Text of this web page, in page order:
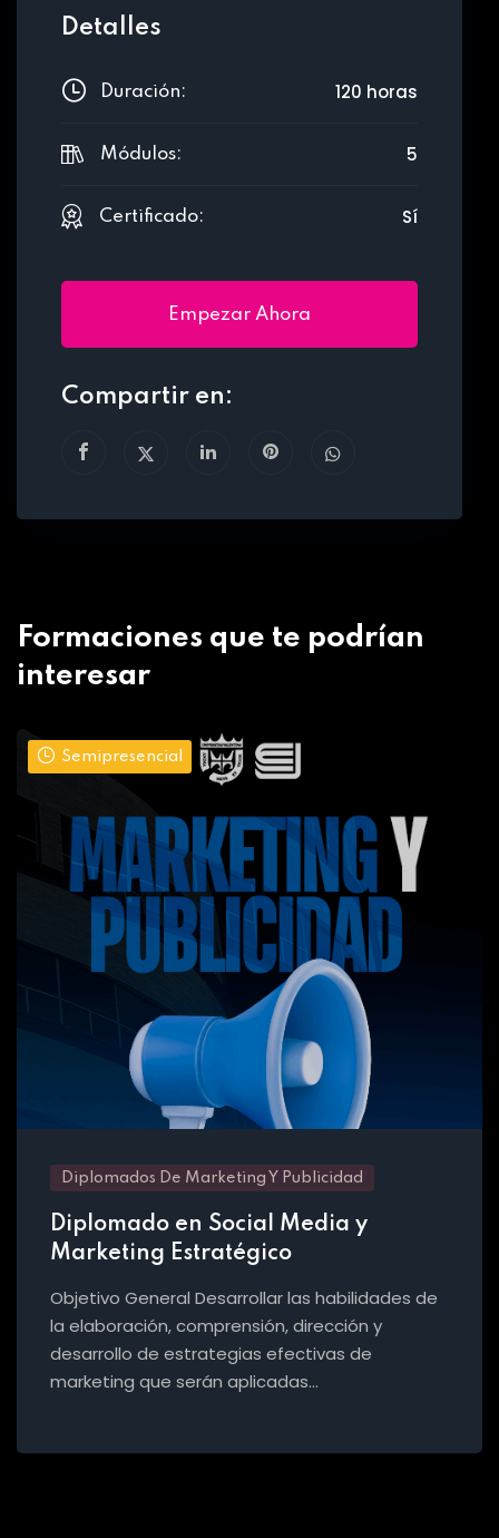
Detalles
Duración: 120 horas
Módulos: 5
Certificado: Sí
Empezar Ahora
Compartir en:
Formaciones que te podrían
interesar
Semipresencial
Diplomados De Marketing Y Publicidad
Diplomado en Social Media y
Marketing Estratégico
Objetivo General Desarrollar las habilidades de
la elaboración, comprensión, dirección y
desarrollo de estrategias efectivas de
marketing que serán aplicadas…